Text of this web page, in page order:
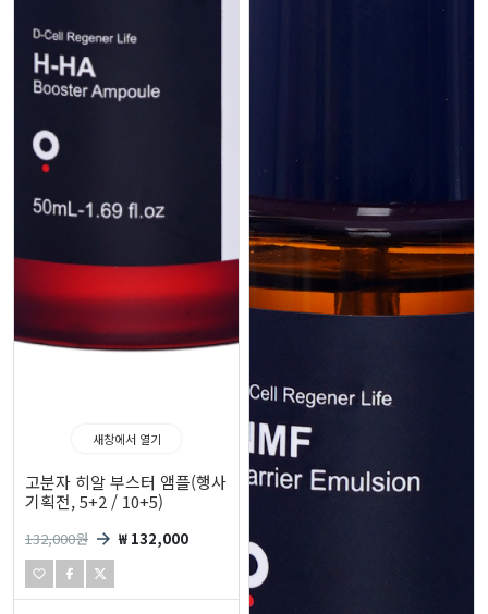
새창에서 열기
고분자 히알 부스터 앰플(행사
기획전, 5+2 / 10+5)
132,000원 ₩ 132,000